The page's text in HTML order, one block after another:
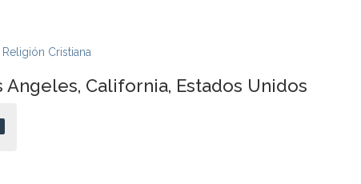
Religión Cristiana
California, Estados Unidos